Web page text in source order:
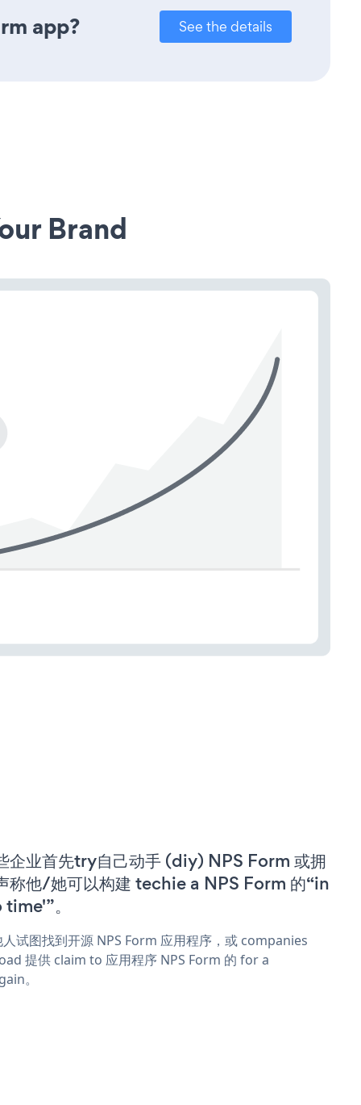
app? See the details
Brand
企业首先try自己动手 (diy) NPS Form 或拥
称他/她可以构建 techie a NPS Form 的“in
。
人试图找到开源 NPS Form 应用程序，或 companies
提供 claim to 应用程序 NPS Form 的 for a
。